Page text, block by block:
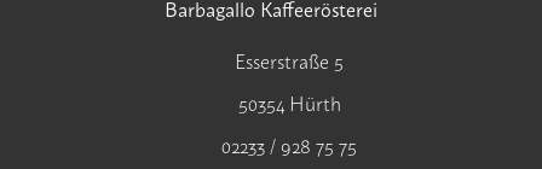
Barbagallo Kaffeerösterei
Esserstraße 5
50354 Hürth
02233 / 928 75 75